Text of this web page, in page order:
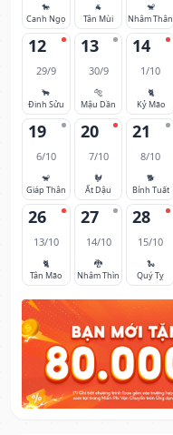
🐎
Canh Ngọ
🐐
Tân Mùi
🐒
Nhâm Thân
12
29/9
🐂
Đinh Sửu
13
30/9
🐅
Mậu Dần
14
1/10
🐈
Kỷ Mão
19
6/10
🐒
Giáp Thân
20
7/10
🐓
Ất Dậu
21
8/10
🐕
Bính Tuất
26
13/10
🐈
Tân Mão
27
14/10
🐉
Nhâm Thìn
28
15/10
🐍
Quý Tỵ